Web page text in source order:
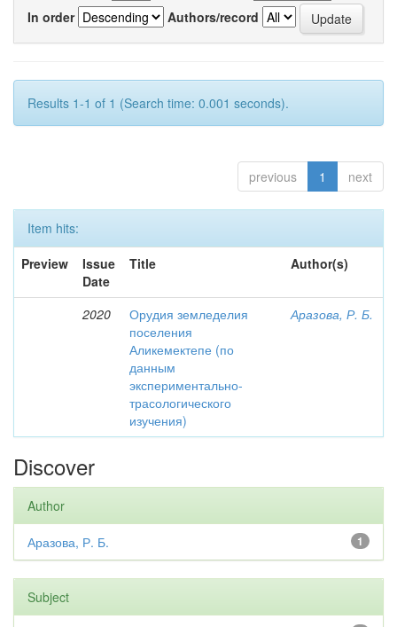
In order
Authors/record
Results 1-1 of 1 (Search time: 0.001 seconds).
previous 1 next
Item hits:
Preview
Issue
Date
Title Author(s)
2020
Орудия земледелия
поселения
Аликемектепе (по
данным
экспериментально-
трасологического
изучения)
Аразова, Р. Б.
Discover
Author
1
Аразова, Р. Б.
Subject